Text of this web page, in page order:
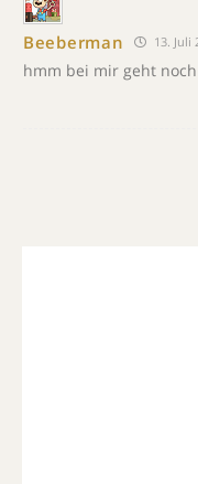
Beeberman 13. Juli
hmm bei mir geht